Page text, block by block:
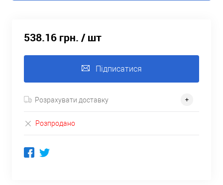
538.16 грн. / шт
Підписатися
Розрахувати доставку
Розпродано